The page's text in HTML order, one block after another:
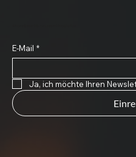
E-Mail *
Ja, ich möchte Ihren